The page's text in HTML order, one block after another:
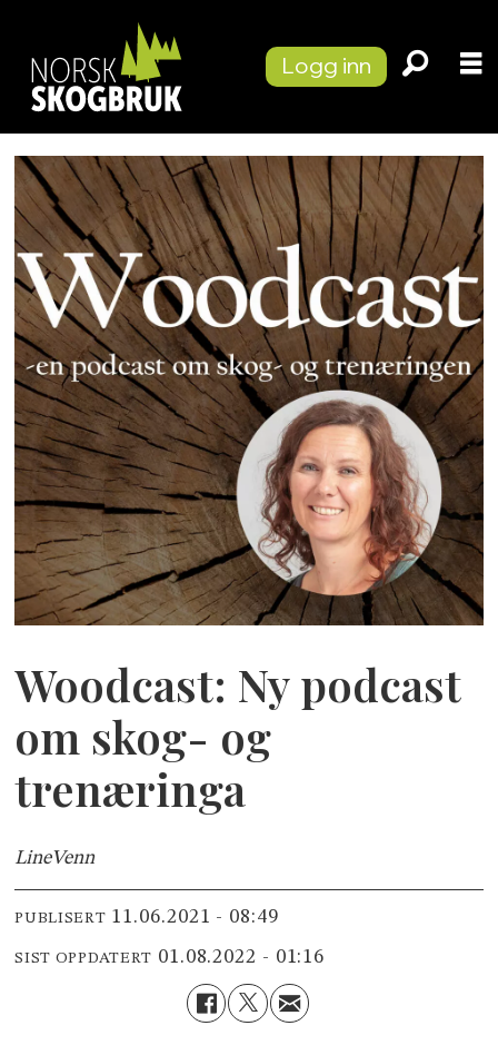
Logg inn
Woodcast: Ny podcast
om skog- og
trenæringa
LineVenn
PUBLISERT 11.06.2021 - 08:49
SIST OPPDATERT 01.08.2022 - 01:16